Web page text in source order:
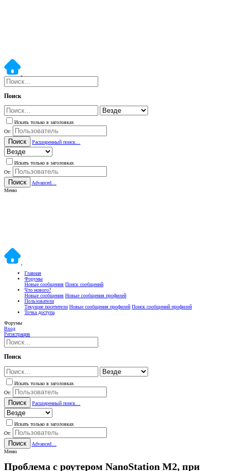
Поиск
Искать только в заголовках
От:
Поиск Расширенный поиск…
Искать только в заголовках
От:
Поиск
Advanced…
Меню
Главная
Форумы
Новые сообщения Поиск сообщений
Что нового?
Новые сообщения Новые сообщения профилей
Пользователи
Текущие посетители Новые сообщения профилей Поиск сообщений профилей
Точка доступа
Форумы
Вход
Регистрация
Поиск
Искать только в заголовках
От:
Поиск Расширенный поиск…
Искать только в заголовках
От:
Поиск
Advanced…
Меню
Проблема с роутером NanoStation M2, при